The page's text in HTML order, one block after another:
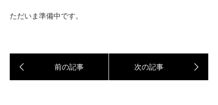
ただいま準備中です。